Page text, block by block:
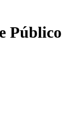
Público